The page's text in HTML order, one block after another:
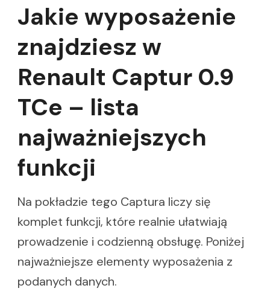
Jakie wyposażenie
znajdziesz w
Renault Captur 0.9
TCe – lista
najważniejszych
funkcji
Na pokładzie tego Captura liczy się
komplet funkcji, które realnie ułatwiają
prowadzenie i codzienną obsługę. Poniżej
najważniejsze elementy wyposażenia z
podanych danych.